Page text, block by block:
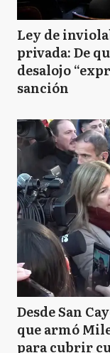
Ley de
privada: De
desalojo
sanción
Desde San
que armó
para cubrir